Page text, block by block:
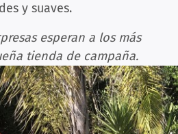
y suaves.
esperan a los más
tienda de campaña.